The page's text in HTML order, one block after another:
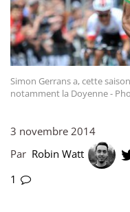
Simon Gerrans a, cette
notamment la Doyenne -
3 novembre 2014
Par Robin Watt
1